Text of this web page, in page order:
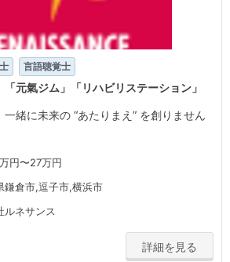
言語聴覚士
元氣ジム」「リハビリステーション」
緒に未来の “あたりまえ” を創りません
円〜27万円
鎌倉市,逗子市,横浜市
ルネサンス
詳細を見る